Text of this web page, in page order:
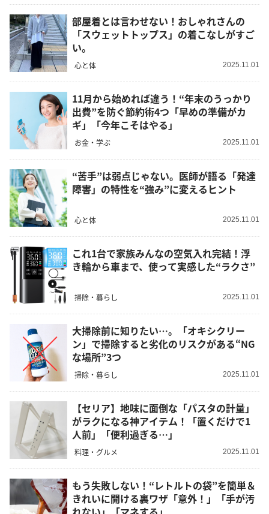
部屋着とは言わせない！おしゃれさんの
「スウェットトップス」の着こなしがすご
い。
心と体 2025.11.01
11月から始めれば違う！“年末のうっかり
出費”を防ぐ節約術4つ「早めの準備がカ
ギ」「今年こそはやる」
お金・学ぶ 2025.11.01
“苦手”は弱点じゃない。医師が語る「発達
障害」の特性を“強み”に変えるヒント
心と体 2025.11.01
これ1台で家族みんなの空気入れ完結！浮
き輪から車まで、使って実感した“ラクさ”
掃除・暮らし 2025.11.01
大掃除前に知りたい…。「オキシクリー
ン」で掃除すると劣化のリスクがある“NG
な場所”3つ
掃除・暮らし 2025.11.01
【セリア】地味に面倒な「パスタの計量」
がラクになる神アイテム！「置くだけで1
人前」「便利過ぎる…」
料理・グルメ 2025.11.01
もう失敗しない！“レトルトの袋”を簡単＆
きれいに開ける裏ワザ「意外！」「手が汚